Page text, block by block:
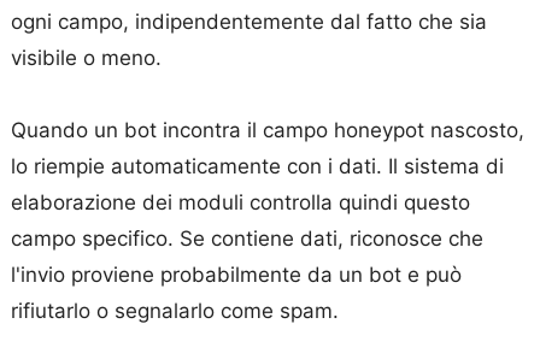
ogni campo, indipendentemente dal fatto che sia
visibile o meno.
Quando un bot incontra il campo honeypot nascosto,
lo riempie automaticamente con i dati. Il sistema di
elaborazione dei moduli controlla quindi questo
campo specifico. Se contiene dati, riconosce che
l'invio proviene probabilmente da un bot e può
rifiutarlo o segnalarlo come spam.